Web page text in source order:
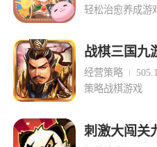
轻松治愈养成游
战棋三国九
经营策略
策略战棋游戏
刺激大闯关